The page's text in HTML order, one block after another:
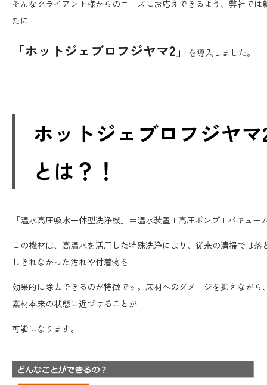
そんなクライアント様からのニーズにお応えできるよう、弊社では
たに
「ホットジェブロフジヤマ2」 を導入しました。
ホットジェブロフジヤマ
とは？！
「温水高圧吸水一体型洗浄機」＝温水装置+高圧ポンプ+バキュー
この機材は、高温水を活用した特殊洗浄により、従来の清掃では落
しきれなかった汚れや付着物を
効果的に除去できるのが特徴です。床材へのダメージを抑えながら
素材本来の状態に近づけることが
可能になります。